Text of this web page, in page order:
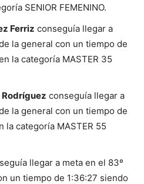
SENIOR FEMENINO.
Ferriz conseguía llegar a
la general con un tiempo de
la categoría MASTER 35
conseguía llegar a
la general con un tiempo de
la categoría MASTER 55
llegar a meta en el 83º
un tiempo de 1:36:27 siendo